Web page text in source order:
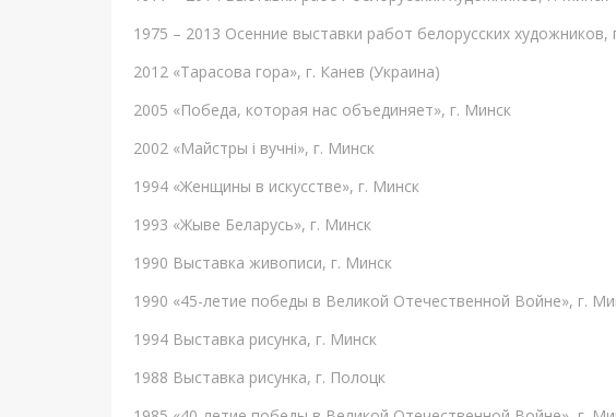
1975 – 2013 Осенние выставки работ белорусских художников,
2012 «Тарасова гора», г. Канев (Украина)
2005 «Победа, которая нас объединяет», г. Минск
2002 «Майстры i вучнi», г. Минск
1994 «Женщины в искусстве», г. Минск
1993 «Жыве Беларусь», г. Минск
1990 Выставка живописи, г. Минск
1990 «45-летие победы в Великой Отечественной Войне», г.
1994 Выставка рисунка, г. Минск
1988 Выставка рисунка, г. Полоцк